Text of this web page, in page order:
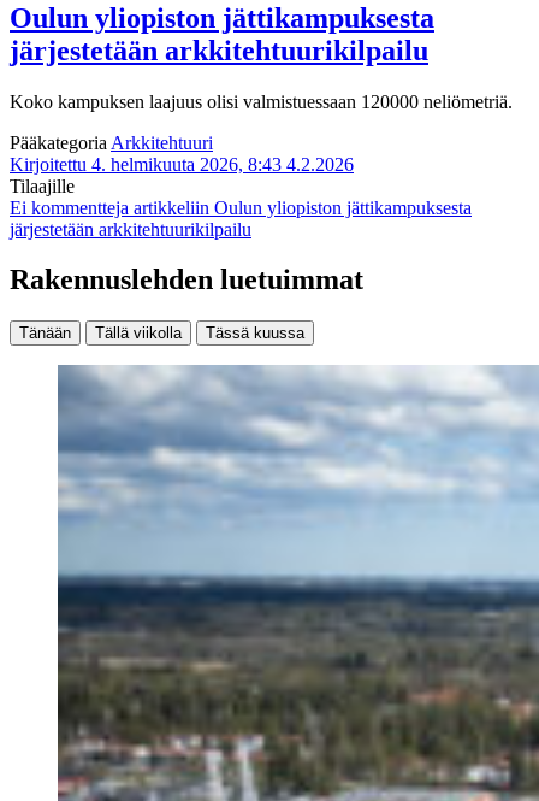
Oulun yliopiston jättikampuksesta
järjestetään arkkitehtuurikilpailu
Koko kampuksen laajuus olisi valmistuessaan 120000 neliömetriä.
Pääkategoria Arkkitehtuuri
Kirjoitettu 4. helmikuuta 2026, 8:43 4.2.2026
Tilaajille
Ei kommentteja artikkeliin Oulun yliopiston jättikampuksesta
järjestetään arkkitehtuurikilpailu
Rakennuslehden luetuimmat
Tänään Tällä viikolla Tässä kuussa